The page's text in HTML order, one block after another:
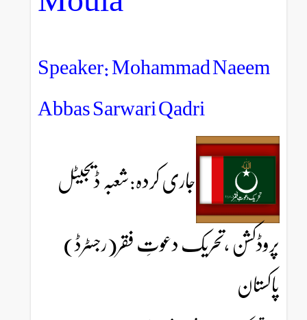
Speaker: Mohammad Naeem
Abbas Sarwari Qadri
جاری کردہ:شعبہ ڈیجیٹل
پروڈکشن ،تحریک دعوتِ فقر(رجسٹرڈ)
پاکستان